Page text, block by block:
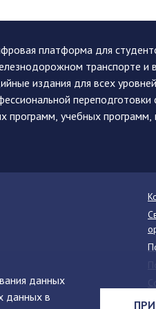
данных
данных в
платформа для
транспорте
издания для всех
учебных